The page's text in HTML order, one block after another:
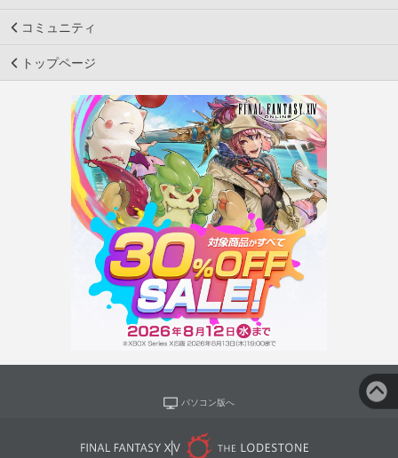
コミュニティ
トップページ
パソコン版へ